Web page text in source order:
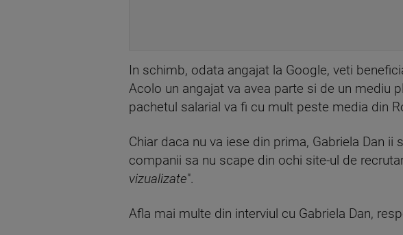
In schimb, odata angajat la Google, veti
Acolo un angajat va avea parte si de un mediu
pachetul salarial va fi cu mult peste media din
Chiar daca nu va iese din prima, Gabriela Dan
companii sa nu scape din ochi site-ul de
vizualizate".
Afla mai multe din interviul cu Gabriela Dan,